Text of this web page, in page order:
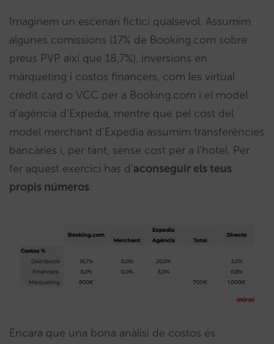
Imaginem un escenari fictici qualsevol. Assumim
algunes comissions (17% de Booking.com sobre
preus PVP així que 18,7%), inversions en
màrqueting i costos financers, com les virtual
credit card o VCC per a Booking.com i el model
d’agència d’Expedia, mentre que pel cost del
model merchant d’Expedia assumim transferències
bancàries i, per tant, sense cost per a l’hotel. Per
fer aquest exercici has d’aconseguir els teus
propis números.
Encara que una bona anàlisi de costos és